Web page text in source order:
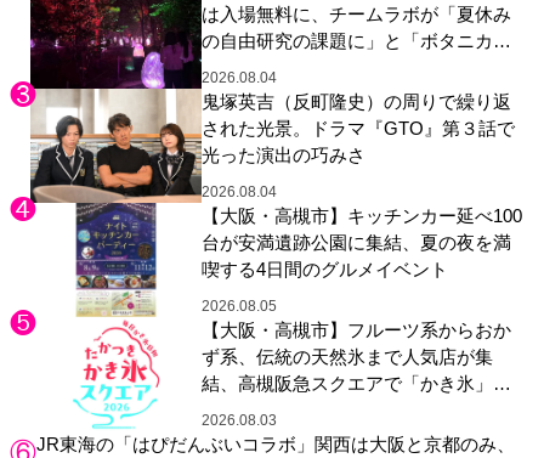
は入場無料に、チームラボが「夏休み
の自由研究の課題に」と「ボタニカル
ガーデン 大阪」へ招待
2026.08.04
鬼塚英吉（反町隆史）の周りで繰り返
された光景。ドラマ『GTO』第３話で
光った演出の巧みさ
2026.08.04
【大阪・高槻市】キッチンカー延べ100
台が安満遺跡公園に集結、夏の夜を満
喫する4日間のグルメイベント
2026.08.05
【大阪・高槻市】フルーツ系からおか
ず系、伝統の天然氷まで人気店が集
結、高槻阪急スクエアで「かき氷」祭
り
2026.08.03
JR東海の「はぴだんぶいコラボ」関西は大阪と京都のみ、